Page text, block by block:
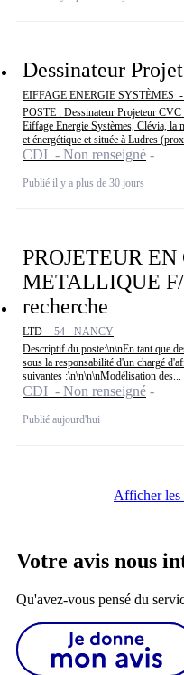
Dessinateur
EIFFAGE ENERGIE SYSTÈMES -
POSTE : Dessinateur Projeteur
Eiffage Energie Systèmes, Clévia, la
et énergétique et située à Ludres
CDI - Non renseigné
Publié il y a plus de 30 jours
PROJETEUR
METALLIQUE
recherche
LTD - 54 - NANCY
Descriptif du poste:\n\nEn tant que
sous la responsabilité d'un chargé
suivantes :\n\n\n\nModélisation des...
CDI - Non renseigné
Publié aujourd'hui
Afficher les
Votre avis nous
Qu'avez-vous pensé du